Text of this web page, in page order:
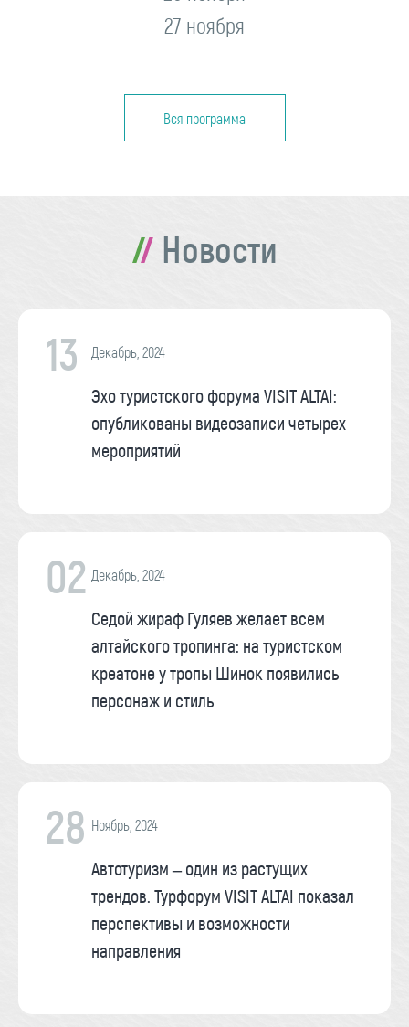
27 ноября
Вся программа
Новости
13 Декабрь, 2024
Эхо туристского форума VISIT ALTAI:
опубликованы видеозаписи четырех
мероприятий
02 Декабрь, 2024
Седой жираф Гуляев желает всем
алтайского тропинга: на туристском
креатоне у тропы Шинок появились
персонаж и стиль
28 Ноябрь, 2024
Автотуризм – один из растущих
трендов. Турфорум VISIT ALTAI показал
перспективы и возможности
направления